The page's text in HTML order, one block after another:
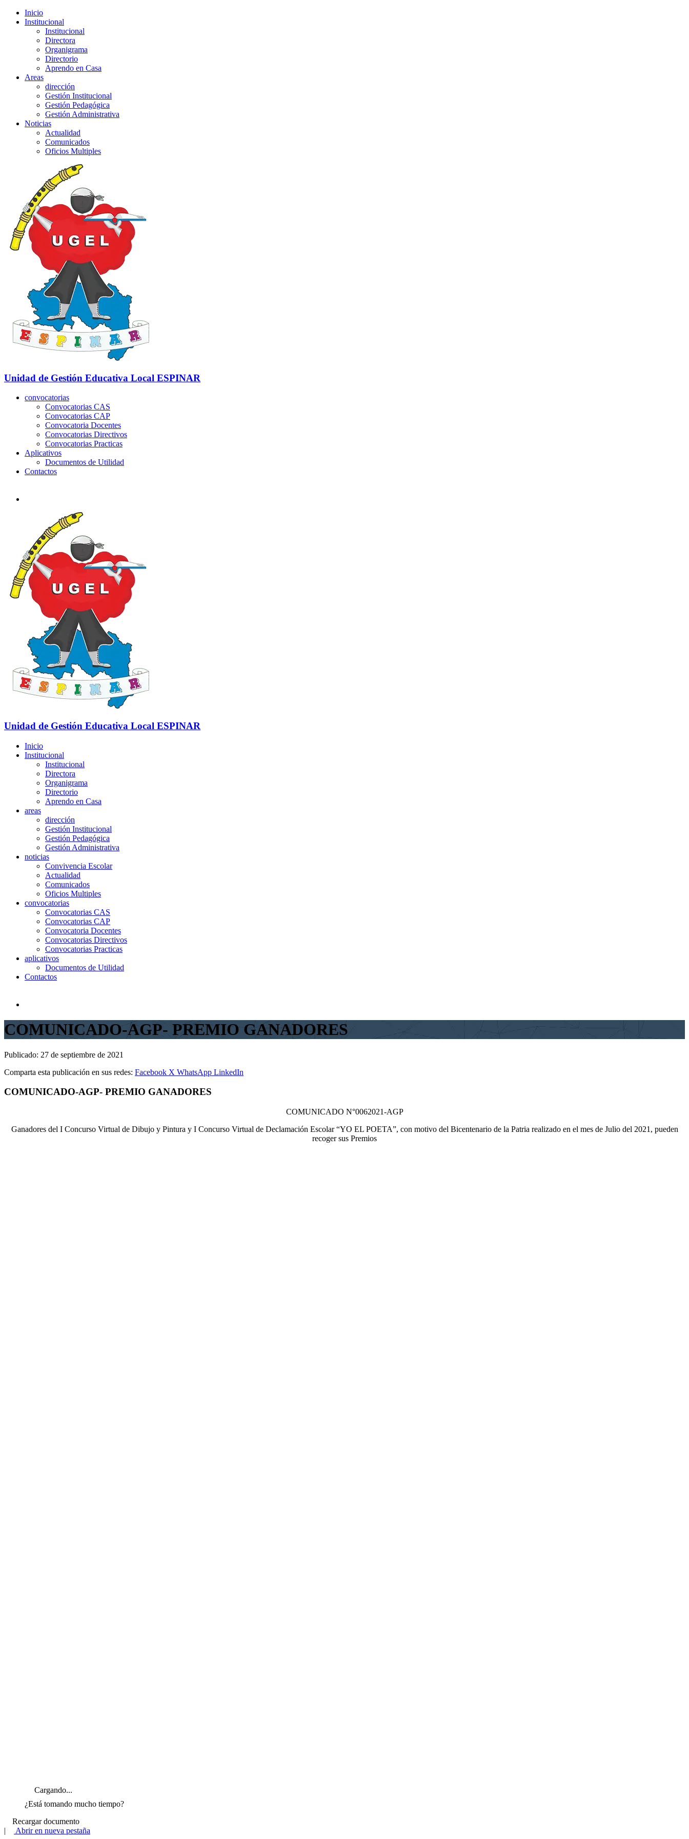
Inicio
Institucional
Institucional
Directora
Organigrama
Directorio
Aprendo en Casa
Areas
dirección
Gestión Institucional
Gestión Pedagógica
Gestión Administrativa
Noticias
Actualidad
Comunicados
Oficios Multiples
Unidad de Gestión Educativa Local ESPINAR
convocatorias
Convocatorias CAS
Convocatorias CAP
Convocatoria Docentes
Convocatorias Directivos
Convocatorias Practicas
Aplicativos
Documentos de Utilidad
Contactos
Unidad de Gestión Educativa Local ESPINAR
Inicio
Institucional
Institucional
Directora
Organigrama
Directorio
Aprendo en Casa
areas
dirección
Gestión Institucional
Gestión Pedagógica
Gestión Administrativa
noticias
Convivencia Escolar
Actualidad
Comunicados
Oficios Multiples
convocatorias
Convocatorias CAS
Convocatorias CAP
Convocatoria Docentes
Convocatorias Directivos
Convocatorias Practicas
aplicativos
Documentos de Utilidad
Contactos
COMUNICADO-AGP- PREMIO GANADORES
Publicado: 27 de septiembre de 2021
Comparta esta publicación en sus redes: Facebook X WhatsApp LinkedIn
COMUNICADO-AGP- PREMIO GANADORES
COMUNICADO N°0062021-AGP
Ganadores del I Concurso Virtual de Dibujo y Pintura y I Concurso Virtual de Declamación Escolar “YO EL POETA”, con motivo del Bicentenario de la Patria realizado en el mes de Julio del 2021, pueden
recoger sus Premios
Cargando...
¿Está tomando mucho tiempo?
Recargar documento
|
Abrir en nueva pestaña